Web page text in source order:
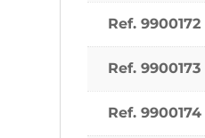
Ref. 9900172
Ref. 9900173
Ref. 9900174